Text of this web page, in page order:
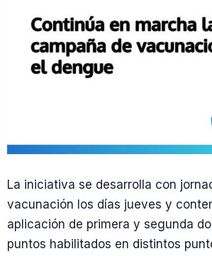
La iniciativa se desarrolla con
vacunación los días jueves y
aplicación de primera y segunda
puntos habilitados en distintos